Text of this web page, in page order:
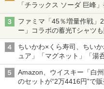
「チラックス ソーダ 巨峰
ファミマ「45％増量作戦
ー」コラボの蓄光Tシャツ
ちいかわ×くら寿司、ちい
ュア」「マグネット」「湯
Amazon、ウイスキー「白
のセットが“2万4416円”で販